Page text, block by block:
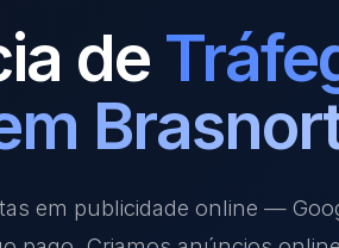
de
em publicidade online —